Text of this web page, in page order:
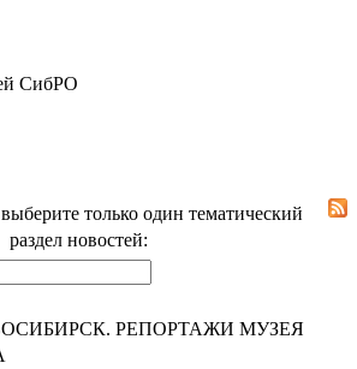
СибРО
только один тематический
раздел новостей:
РЕПОРТАЖИ МУЗЕЯ